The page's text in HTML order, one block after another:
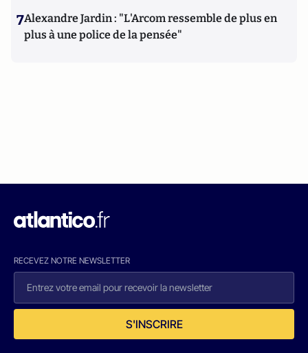
7Alexandre Jardin : "L'Arcom ressemble de plus en
plus à une police de la pensée"
RECEVEZ NOTRE NEWSLETTER
S'INSCRIRE